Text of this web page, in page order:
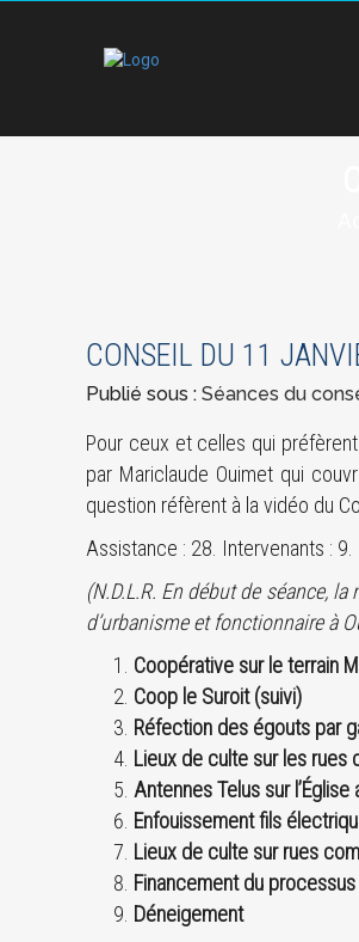
CONSEIL DU 11
Publié sous : Séances du
Pour ceux et celles qui
par Mariclaude Ouimet qui
question réfèrent à la vidéo du
Assistance : 28. Intervenants :
(N.D.L.R. En début de séance,
d’urbanisme et fonctionnaire à
Coopérative sur le terrain
Coop le Suroit (suivi)
Réfection des égouts par
Lieux de culte sur les rues
Antennes Telus sur
Enfouissement fils
Lieux de culte sur rues
Financement du
Déneigement